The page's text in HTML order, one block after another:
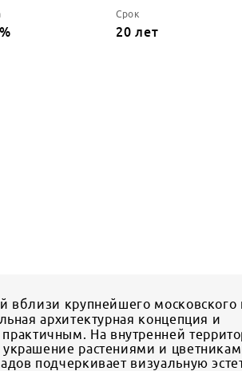
Срок
20 лет
вблизи крупнейшего московского
архитектурная концепция и
На внутренней
растениями и
подчеркивает визуальную